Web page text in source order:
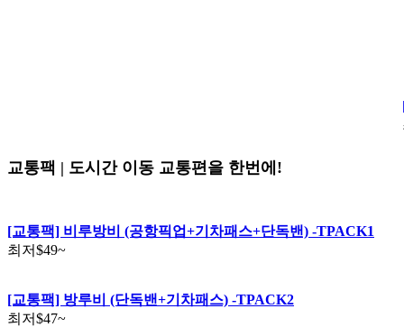
교통팩 | 도시간 이동 교통편을 한번에!
[교통팩] 비루방비 (공항픽업+기차패스+단독밴) -TPACK1
최저$49~
[교통팩] 방루비 (단독밴+기차패스) -TPACK2
최저$47~